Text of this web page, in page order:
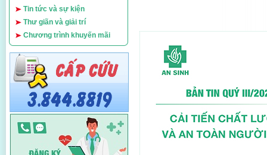
Tin tức và sự kiện
Thư giãn và giải trí
Chương trình khuyến mãi